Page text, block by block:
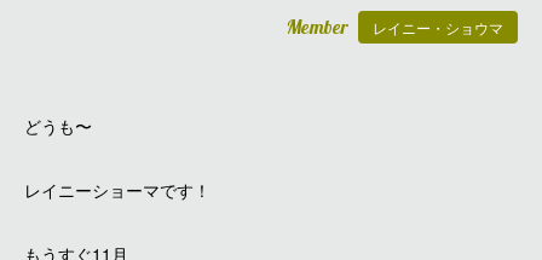
Member レイニー・ショウマ
どうも〜
レイニーショーマです！
もうすぐ11月